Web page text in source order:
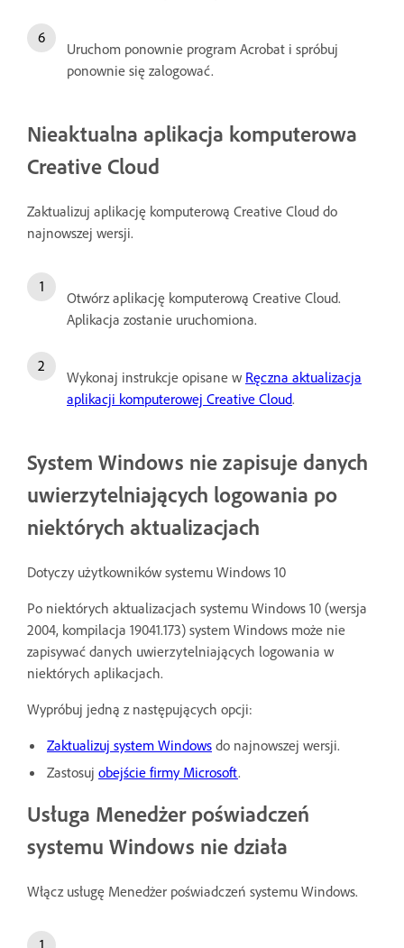
Uruchom ponownie program Acrobat i spróbuj
ponownie się zalogować.
Nieaktualna aplikacja komputerowa
Creative Cloud
Zaktualizuj aplikację komputerową Creative Cloud do
najnowszej wersji.
Otwórz aplikację komputerową Creative Cloud.
Aplikacja zostanie uruchomiona.
Wykonaj instrukcje opisane w Ręczna aktualizacja
aplikacji komputerowej Creative Cloud.
System Windows nie zapisuje danych
uwierzytelniających logowania po
niektórych aktualizacjach
Dotyczy użytkowników systemu Windows 10
Po niektórych aktualizacjach systemu Windows 10 (wersja
2004, kompilacja 19041.173) system Windows może nie
zapisywać danych uwierzytelniających logowania w
niektórych aplikacjach.
Wypróbuj jedną z następujących opcji:
Zaktualizuj system Windows do najnowszej wersji.
Zastosuj obejście firmy Microsoft.
Usługa Menedżer poświadczeń
systemu Windows nie działa
Włącz usługę Menedżer poświadczeń systemu Windows.